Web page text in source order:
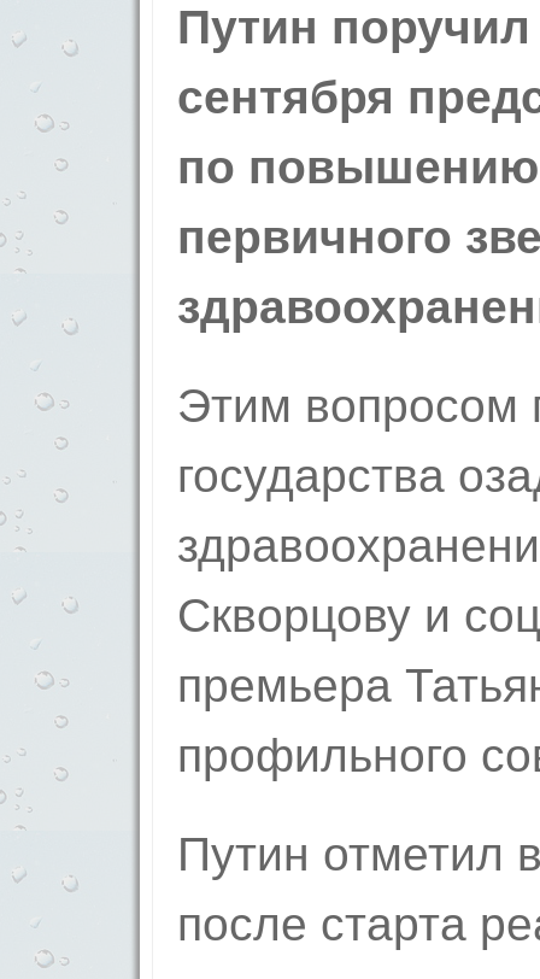
Путин
сентября
по повышению
первичного
Этим вопросом
государства
Скворцову и
премьера
профильного
Путин отметил
после старта